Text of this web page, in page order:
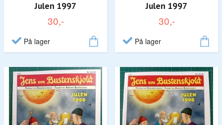
Julen 1997
30,-
På lager
Julen 1997
30,-
På lager